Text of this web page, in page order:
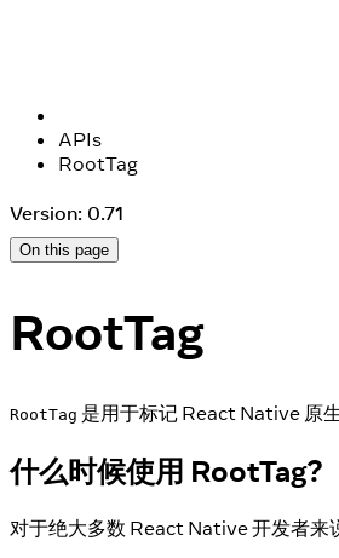
APIs
RootTag
Version: 0.71
On this page
RootTag
RootTag 是用于标记 React Native 原
什么时候使用 RootTag?
对于绝大多数 React Native 开发者来